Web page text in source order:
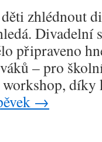
zhlédnout
Divadelní
připraveno
– pro
díky
→